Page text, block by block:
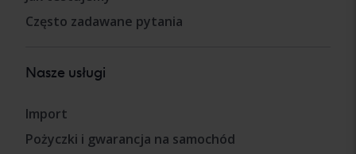
Często zadawane pytania
Nasze usługi
Import
Pożyczki i gwarancja na samochód